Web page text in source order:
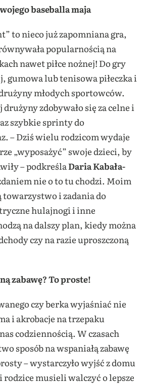
baseballa maja
to nieco już zapomniana gra,
popularnością na
nawet piłce nożnej! Do gry
gumowa lub tenisowa piłeczka i
młodych sportowców.
zdobywało się za celne i
szybkie sprinty do
– Dziś wielu rodzicom wydaje
„wyposażyć” swoje dzieci, by
– podkreślaDaria Kabała-
nie o to tu chodzi. Moim
towarzystwo i zadania do
hulajnogi i inne
na dalszy plan, kiedy można
czy na razie uproszczoną
zabawę? To proste!
czy berka wyjaśniać nie
i akrobacje na trzepaku
codziennością. W czasach
sposób na wspaniałą zabawę
– wystarczyło wyjść z domu
musieli walczyć o lepsze